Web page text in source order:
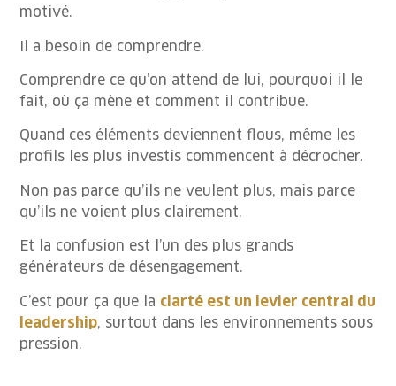
motivé.
Il a besoin de comprendre.
Comprendre ce qu’on attend de lui, pourquoi il le
fait, où ça mène et comment il contribue.
Quand ces éléments deviennent flous, même les
profils les plus investis commencent à décrocher.
Non pas parce qu’ils ne veulent plus, mais parce
qu’ils ne voient plus clairement.
Et la confusion est l’un des plus grands
générateurs de désengagement.
C’est pour ça que la clarté est un levier central du
leadership, surtout dans les environnements sous
pression.